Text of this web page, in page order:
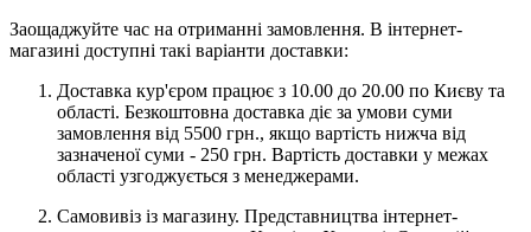
Заощаджуйте час на отриманні замовлення. В інтернет-
магазині доступні такі варіанти доставки:
Доставка кур'єром працює з 10.00 до 20.00 по Києву та
області. Безкоштовна доставка діє за умови суми
замовлення від 5500 грн., якщо вартість нижча від
зазначеної суми - 250 грн. Вартість доставки у межах
області узгоджується з менеджерами.
Самовивіз із магазину. Представництва інтернет-